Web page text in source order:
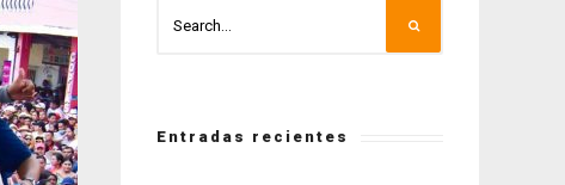
Entradas recientes